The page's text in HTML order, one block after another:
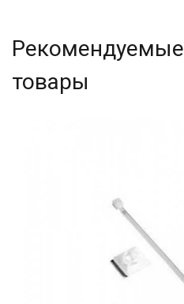
Рекомендуемые
товары